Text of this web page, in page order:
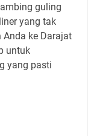
guling
yang tak
ke Darajat
untuk
yang pasti